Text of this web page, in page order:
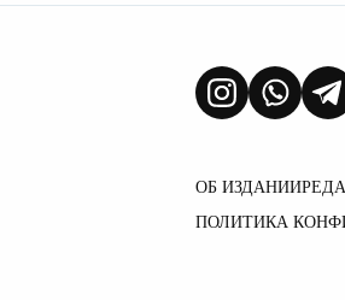
ОБ ИЗДАНИИ
ПОЛИТИКА